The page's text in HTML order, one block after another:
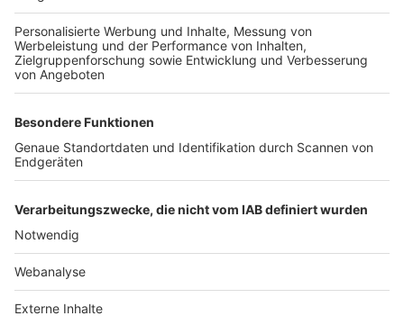
TOP-PARTNER
Nutzungsbedingungen Datenschutz Impressum